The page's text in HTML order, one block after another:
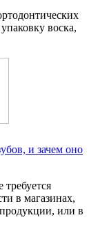
воска,
и зачем оно
в магазинах,
или в